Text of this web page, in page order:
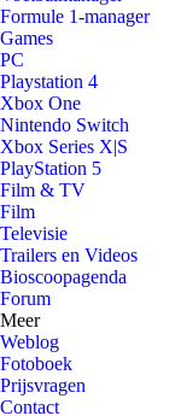
Formule 1-manager
Games
PC
Playstation 4
Xbox One
Nintendo Switch
Xbox Series X|S
PlayStation 5
Film & TV
Film
Televisie
Trailers en Videos
Bioscoopagenda
Forum
Meer
Weblog
Fotoboek
Prijsvragen
Contact